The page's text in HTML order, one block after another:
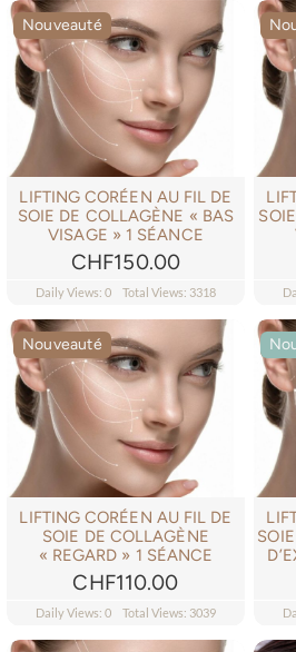
Nouveauté
LIFTING CORÉEN AU FIL DE
SOIE DE COLLAGÈNE « BAS
VISAGE » 1 SÉANCE
CHF150.00
Daily Views: 0 Total Views: 3318
Nouveauté
LIFTING CORÉEN AU FIL DE
SOIE DE COLLAGÈNE
« REGARD » 1 SÉANCE
CHF110.00
Daily Views: 0 Total Views: 3039